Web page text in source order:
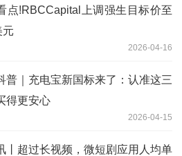
点!RBCCapital上调强生目标价至
元
2026-04-16
普｜充电宝新国标来了：认准这三
得更安心
2026-04-15
丨超过长视频，微短剧应用人均单